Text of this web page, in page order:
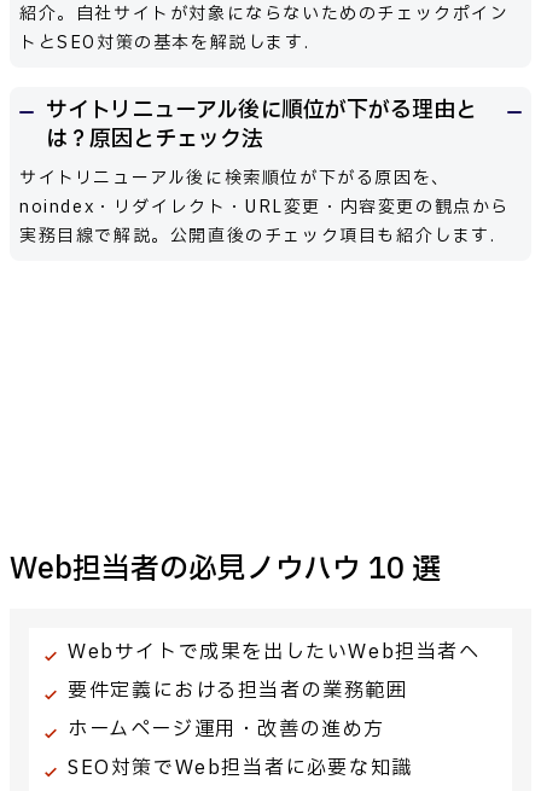
紹介。自社サイトが対象にならないためのチェックポイン
トとSEO対策の基本を解説します.
サイトリニューアル後に順位が下がる理由と
は？原因とチェック法
サイトリニューアル後に検索順位が下がる原因を、
noindex・リダイレクト・URL変更・内容変更の観点から
実務目線で解説。公開直後のチェック項目も紹介します.
Web担当者の必見ノウハウ 10 選
Webサイトで成果を出したいWeb担当者へ
要件定義における担当者の業務範囲
ホームページ運用・改善の進め方
SEO対策でWeb担当者に必要な知識